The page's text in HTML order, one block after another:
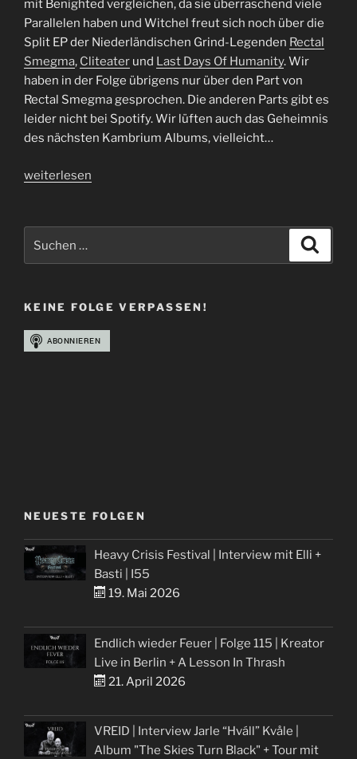
mit Benighted vergleichen, da sie überraschend viele
Parallelen haben und Witchel freut sich noch über die
Split EP der Niederländischen Grind-Legenden Rectal
Smegma, Cliteater und Last Days Of Humanity. Wir
haben in der Folge übrigens nur über den Part von
Rectal Smegma gesprochen. Die anderen Parts gibt es
leider nicht bei Spotify. Wir lüften auch das Geheimnis
des nächsten Kambrium Albums, vielleicht…
„Folge
999
The
The
Vulture“
weiterlesen
nach:
KEINE FOLGE VERPASSEN!
NEUESTE FOLGEN
Heavy Crisis Festival | Interview mit Elli +
Basti | I55
19. Mai 2026
Endlich wieder Feuer | Folge 115 | Kreator
Live in Berlin + A Lesson In Thrash
21. April 2026
VREID | Interview Jarle “Hváll” Kvåle |
Album "The Skies Turn Black" + Tour mit